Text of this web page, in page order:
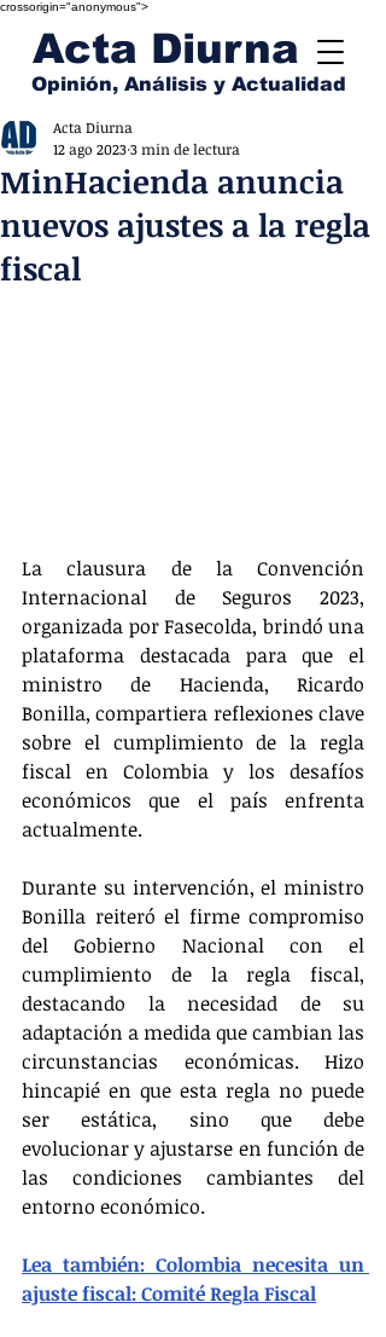
crossorigin="anonymous">
Acta Diurna
Opinión, Análisis y Actualidad
MinHacienda anuncia
nuevos ajustes a la regla
fiscal
Acta Diurna
12 ago 20233 min de lectura
La clausura de la Convención
Internacional de Seguros 2023,
organizada por Fasecolda, brindó una
plataforma destacada para que el
ministro de Hacienda, Ricardo
Bonilla, compartiera reflexiones clave
sobre el cumplimiento de la regla
fiscal en Colombia y los desafíos
económicos que el país enfrenta
actualmente.
Durante su intervención, el ministro
Bonilla reiteró el firme compromiso
del Gobierno Nacional con el
cumplimiento de la regla fiscal,
destacando la necesidad de su
adaptación a medida que cambian las
circunstancias económicas. Hizo
hincapié en que esta regla no puede
ser estática, sino que debe
evolucionar y ajustarse en función de
las condiciones cambiantes del
entorno económico.
Lea también: Colombia necesita un
ajuste fiscal: Comité Regla Fiscal